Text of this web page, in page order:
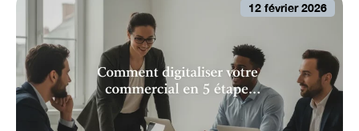
12 février 2026